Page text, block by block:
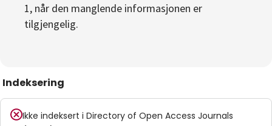
1, når den manglende informasjonen er
tilgjengelig.
Indeksering
Ikke indeksert i Directory of Open Access Journals